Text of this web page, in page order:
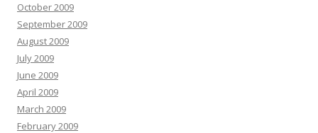
October 2009
September 2009
August 2009
July 2009
June 2009
April 2009
March 2009
February 2009